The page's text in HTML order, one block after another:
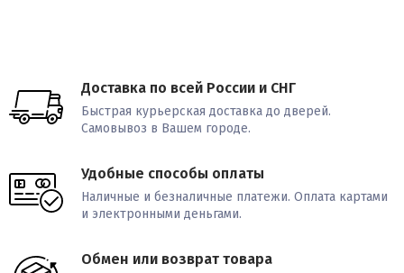
Доставка по всей России и СНГ
Быстрая курьерская доставка до дверей.
Самовывоз в Вашем городе.
Удобные способы оплаты
Наличные и безналичные платежи. Оплата картами
и электронными деньгами.
Обмен или возврат товара